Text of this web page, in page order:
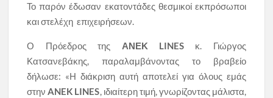
Το παρόν έδωσαν εκατοντάδες θεσμικοί εκπρόσωποι
και στελέχη επιχειρήσεων.
Ο Πρόεδρος της ΑΝΕΚ LINESκ. Γιώργος
Κατσανεβάκης, παραλαμβάνοντας το βραβείο
δήλωσε: «Η διάκριση αυτή αποτελεί για όλους εμάς
στηνANEK LINES, ιδιαίτερη τιμή, γνωρίζοντας μάλιστα,